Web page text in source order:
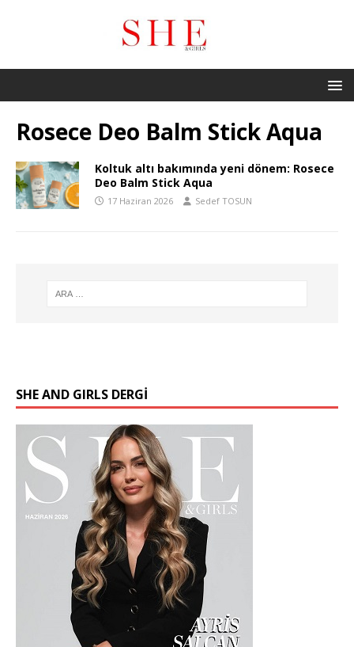
Rosece Deo Balm Stick Aqua
Koltuk altı bakımında yeni dönem: Rosece
Deo Balm Stick Aqua
17 Haziran 2026 Sedef TOSUN
SHE AND GIRLS DERGİ